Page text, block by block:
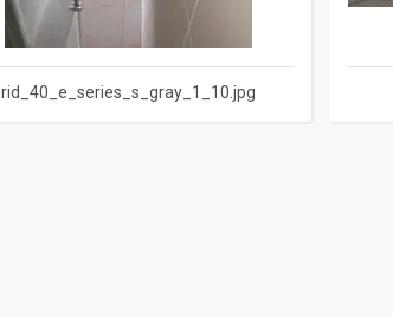
rid_40_e_series_s_gray_1_10.jpg